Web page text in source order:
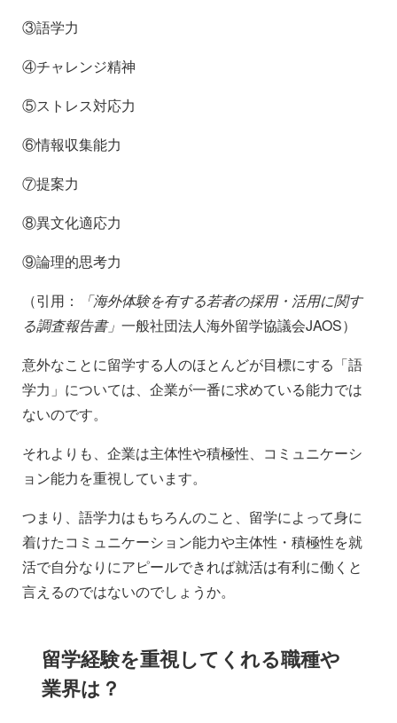
③語学力
④チャレンジ精神
⑤ストレス対応力
⑥情報収集能力
⑦提案力
⑧異文化適応力
⑨論理的思考力
（引用：
「海外体験を有する若者の採用・活用に関す
る調査報告書」 一般社団法人海外留学協議会JAOS）
意外なことに留学する人のほとんどが目標にする「語
学力」については、企業が一番に求めている能力では
ないのです。
それよりも、企業は主体性や積極性、コミュニケーシ
ョン能力を重視しています。
つまり、語学力はもちろんのこと、留学によって身に
着けたコミュニケーション能力や主体性・積極性を就
活で自分なりにアピールできれば就活は有利に働くと
言えるのではないのでしょうか。
留学経験を重視してくれる職種や
業界は？